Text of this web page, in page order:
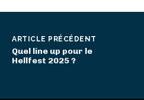
ARTICLE PRÉCÉDENT
Quel line up pour le
Hellfest 2025 ?